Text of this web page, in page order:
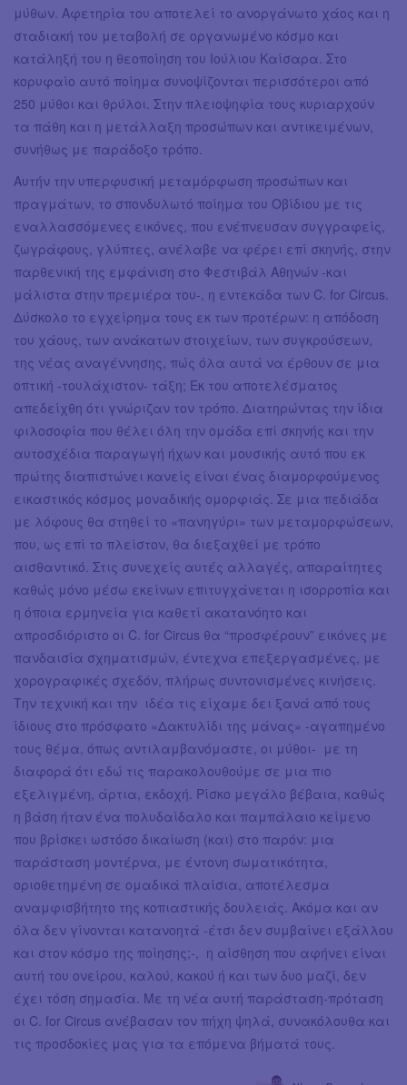
μύθων. Αφετηρία του αποτελεί το ανοργάνωτο χάος και η
σταδιακή του μεταβολή σε οργανωμένο κόσμο και
κατάληξή του η θεοποίηση του Ιούλιου Καίσαρα. Στο
κορυφαίο αυτό ποίημα συνοψίζονται περισσότεροι από
250 μύθοι και θρύλοι. Στην πλειοψηφία τους κυριαρχούν
τα πάθη και η μετάλλαξη προσώπων και αντικειμένων,
συνήθως με παράδοξο τρόπο.
Αυτήν την υπερφυσική μεταμόρφωση προσώπων και
πραγμάτων, το σπονδυλωτό ποίημα του Οβίδιου με τις
εναλλασσόμενες εικόνες, που ενέπνευσαν συγγραφείς,
ζωγράφους, γλύπτες, ανέλαβε να φέρει επί σκηνής, στην
παρθενική της εμφάνιση στο Φεστιβάλ Αθηνών -και
μάλιστα στην πρεμιέρα του-, η εντεκάδα των C. for Circus.
Δύσκολο το εγχείρημα τους εκ των προτέρων: η απόδοση
του χάους, των ανάκατων στοιχείων, των συγκρούσεων,
της νέας αναγέννησης, πώς όλα αυτά να έρθουν σε μια
οπτική -τουλάχιστον- τάξη; Εκ του αποτελέσματος
απεδείχθη ότι γνώριζαν τον τρόπο. Διατηρώντας την ίδια
φιλοσοφία που θέλει όλη την ομάδα επί σκηνής και την
αυτοσχέδια παραγωγή ήχων και μουσικής αυτό που εκ
πρώτης διαπιστώνει κανείς είναι ένας διαμορφούμενος
εικαστικός κόσμος μοναδικής ομορφιάς. Σε μια πεδιάδα
με λόφους θα στηθεί το «πανηγύρι» των μεταμορφώσεων,
που, ως επί το πλείστον, θα διεξαχθεί με τρόπο
αισθαντικό. Στις συνεχείς αυτές αλλαγές, απαραίτητες
καθώς μόνο μέσω εκείνων επιτυγχάνεται η ισορροπία και
η όποια ερμηνεία για καθετί ακατανόητο και
απροσδιόριστο οι C. for Circus θα “προσφέρουν” εικόνες με
πανδαισία σχηματισμών, έντεχνα επεξεργασμένες, με
χορογραφικές σχεδόν, πλήρως συντονισμένες κινήσεις.
Την τεχνική και την ιδέα τις είχαμε δει ξανά από τους
ίδιους στο πρόσφατο «Δακτυλίδι της μάνας» -αγαπημένο
τους θέμα, όπως αντιλαμβανόμαστε, οι μύθοι- με τη
διαφορά ότι εδώ τις παρακολουθούμε σε μια πιο
εξελιγμένη, άρτια, εκδοχή. Ρίσκο μεγάλο βέβαια, καθώς
η βάση ήταν ένα πολυδαίδαλο και παμπάλαιο κείμενο
που βρίσκει ωστόσο δικαίωση (και) στο παρόν: μια
παράσταση μοντέρνα, με έντονη σωματικότητα,
οριοθετημένη σε ομαδικά πλαίσια, αποτέλεσμα
αναμφισβήτητο της κοπιαστικής δουλειάς. Ακόμα και αν
όλα δεν γίνονται κατανοητά -έτσι δεν συμβαίνει εξάλλου
και στον κόσμο της ποίησης;-, η αίσθηση που αφήνει είναι
αυτή του ονείρου, καλού, κακού ή και των δυο μαζί, δεν
έχει τόση σημασία. Mε τη νέα αυτή παράσταση-πρόταση
οι C. for Circus ανέβασαν τον πήχη ψηλά, συνακόλουθα και
τις προσδοκίες μας για τα επόμενα βήματά τους.